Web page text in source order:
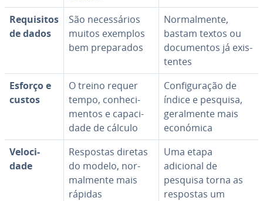
Re­qui­si­tos
de dados
São ne­ces­sá­rios
muitos exemplos
bem pre­pa­ra­dos
Nor­mal­mente,
bastam textos ou
do­cu­men­tos já exis­
ten­tes
Esforço e
custos
O treino requer
tempo, co­nhe­ci­
men­tos e ca­pa­ci­
dade de cálculo
Con­fi­gu­ra­ção de
índice e pesquisa,
ge­ral­mente mais
económica
Ve­lo­ci­
dade
Respostas diretas
do modelo, nor­
mal­mente mais
rápidas
Uma etapa
adicional de
pesquisa torna as
respostas um